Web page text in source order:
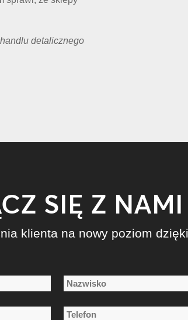
detalicznego
SIĘ Z NAMI
klienta na nowy poziom
Nazwisko
Telefon